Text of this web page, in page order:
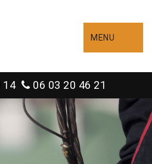
MENU
14 06 03 20 46 21